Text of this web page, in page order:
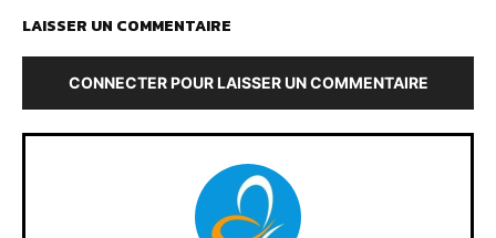
LAISSER UN COMMENTAIRE
CONNECTER POUR LAISSER UN COMMENTAIRE